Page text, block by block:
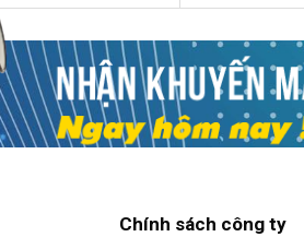
Chính sách công ty